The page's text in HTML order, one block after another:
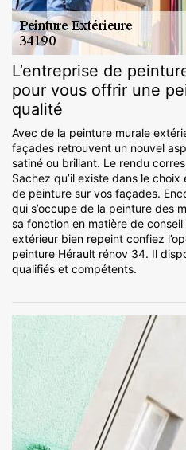
L’entreprise de
pour vous offrir une
qualité
Avec de la peinture murale
façades retrouvent un nouvel
satiné ou brillant. Le rendu
Sachez qu’il existe dans le
de peinture sur vos façades.
qui s’occupe de la peinture des
sa fonction en matière de
extérieur bien repeint confiez
peinture Hérault rénov 34. Il
qualifiés et compétents.